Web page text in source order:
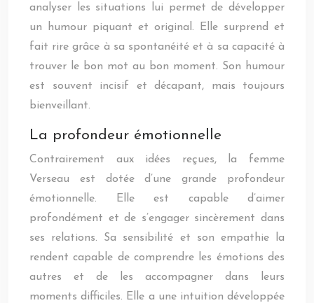
analyser les situations lui permet de développer
un humour piquant et original. Elle surprend et
fait rire grâce à sa spontanéité et à sa capacité à
trouver le bon mot au bon moment. Son humour
est souvent incisif et décapant, mais toujours
bienveillant.
La profondeur émotionnelle
Contrairement aux idées reçues, la femme
Verseau est dotée d’une grande profondeur
émotionnelle. Elle est capable d’aimer
profondément et de s’engager sincèrement dans
ses relations. Sa sensibilité et son empathie la
rendent capable de comprendre les émotions des
autres et de les accompagner dans leurs
moments difficiles. Elle a une intuition développée